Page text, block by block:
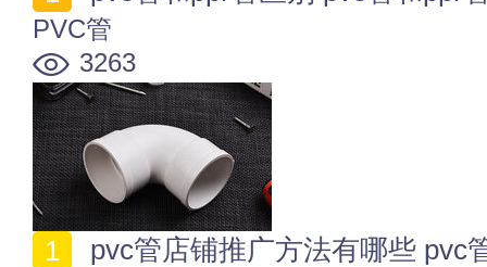
PVC管
3263
pvc管店铺推广方法有哪些 pvc